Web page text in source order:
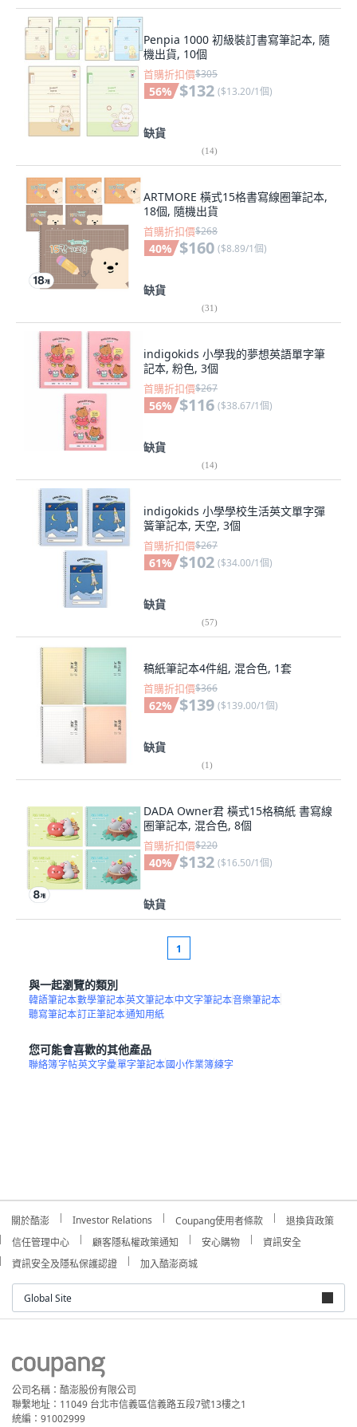
Penpia 1000 初級裝訂書寫筆記本, 隨
機出貨, 10個
首購折扣價$305
56% $132 ($13.20/1個)
缺貨
(14)
ARTMORE 橫式15格書寫線圈筆記本,
18個, 隨機出貨
首購折扣價$268
40% $160 ($8.89/1個)
缺貨
(31)
indigokids 小學我的夢想英語單字筆
記本, 粉色, 3個
首購折扣價$267
56% $116 ($38.67/1個)
缺貨
(14)
indigokids 小學學校生活英文單字彈
簧筆記本, 天空, 3個
首購折扣價$267
61% $102 ($34.00/1個)
缺貨
(57)
稿紙筆記本4件組, 混合色, 1套
首購折扣價$366
62% $139 ($139.00/1個)
缺貨
(1)
DADA Owner君 橫式15格稿紙 書寫線
圈筆記本, 混合色, 8個
首購折扣價$220
40% $132 ($16.50/1個)
缺貨
1
與一起瀏覽的類別
韓語筆記本數學筆記本英文筆記本中文字筆記本音樂筆記本
聽寫筆記本訂正筆記本通知用紙
您可能會喜歡的其他產品
聯絡簿字帖英文字彙單字筆記本國小作業簿練字
關於酷澎 Investor Relations Coupang使用者條款
退換貨政策
信任管理中心
顧客隱私權政策通知 安心購物
資訊安全
資訊安全及隱私保護認證
加入酷澎商城
Global Site
公司名稱：酷澎股份有限公司
聯繫地址：11049 台北市信義區信義路五段7號13樓之1
統編：91002999